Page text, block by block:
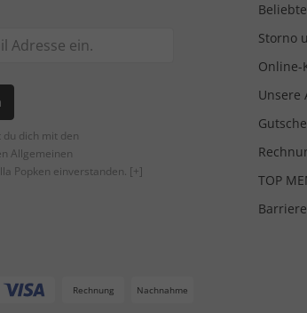
dich mit den
Allgemeinen
Popken einverstanden. [+]
Storno
Online-
Unsere
TOP
Rechnung Nachnahme